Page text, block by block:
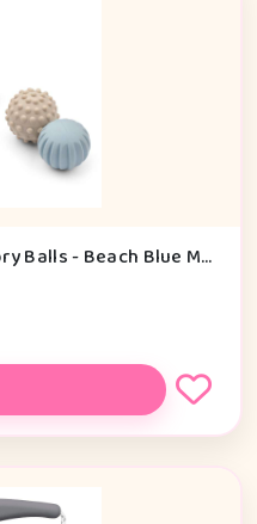
Liewood Dorian Baby Sensory Balls - Beach Blue Multi Mix